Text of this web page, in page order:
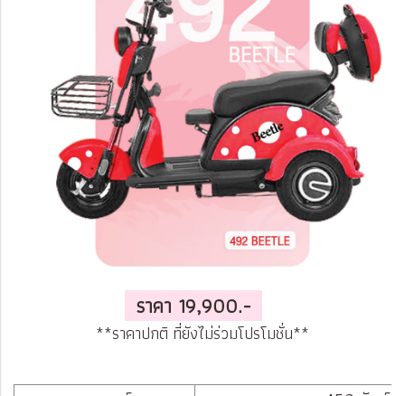
ราคา 19,900.-
**ราคาปกติ ที่ยังไม่ร่วมโปรโมชั่น**